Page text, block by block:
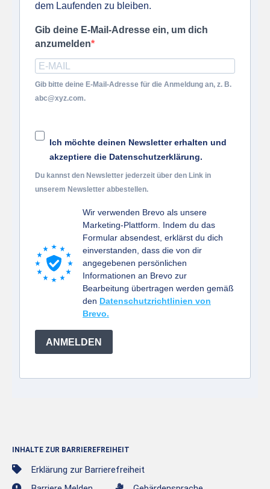
dem Laufenden zu bleiben.
Gib deine E-Mail-Adresse ein, um dich
anzumelden
Gib bitte deine E-Mail-Adresse für die Anmeldung an, z. B.
abc@xyz.com.
Ich möchte deinen Newsletter erhalten und
akzeptiere die Datenschutzerklärung.
Du kannst den Newsletter jederzeit über den Link in
unserem Newsletter abbestellen.
Wir verwenden Brevo als unsere
Marketing-Plattform. Indem du das
Formular absendest, erklärst du dich
einverstanden, dass die von dir
angegebenen persönlichen
Informationen an Brevo zur
Bearbeitung übertragen werden gemäß
den Datenschutzrichtlinien von
Brevo.
ANMELDEN
INHALTE ZUR BARRIEREFREIHEIT
Erklärung zur Barrierefreiheit